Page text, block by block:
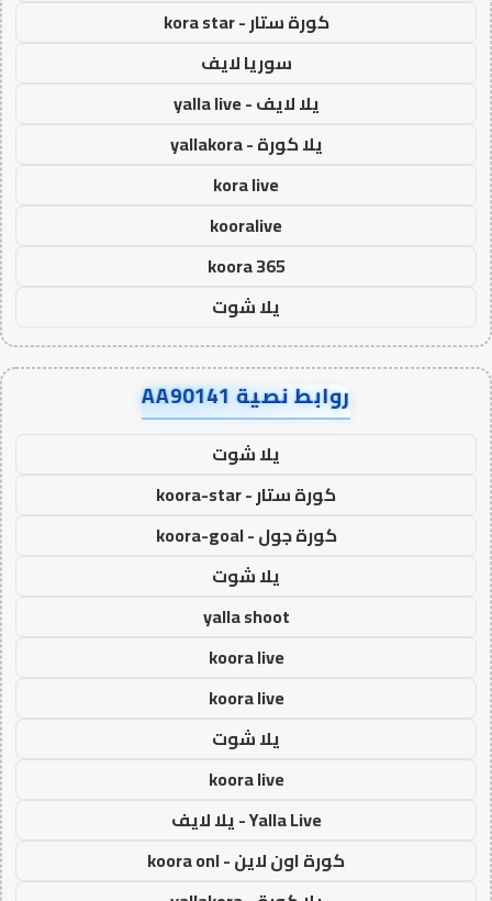
كورة ستار - kora star
سوريا لايف
يلا لايف - yalla live
يلا كورة - yallakora
kora live
kooralive
koora 365
يلا شوت
روابط نصية AA90141
يلا شوت
كورة ستار - koora-star
كورة جول - koora-goal
يلا شوت
yalla shoot
koora live
koora live
يلا شوت
koora live
Yalla Live - يلا لايف
كورة اون لاين - koora onl